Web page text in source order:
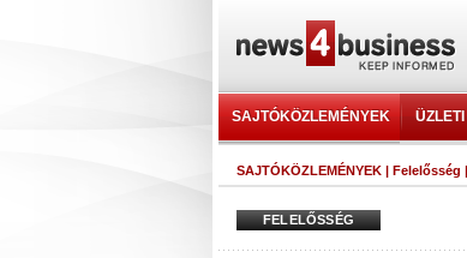
SAJTÓKÖZLEMÉNYEK
SAJTÓKÖZLEMÉNYEK | Felelősség |
FELELŐSSÉG